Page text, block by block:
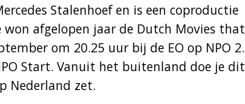
Stalenhoef en is een coproductie
won afgelopen jaar de Dutch Movies that
om 20.25 uur bij de EO op NPO 2.
Start. Vanuit het buitenland doe je dit
Nederland zet.